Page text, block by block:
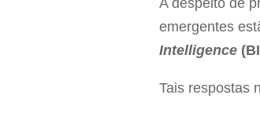
A despeito de
emergentes
Intelligence
Tais respostas